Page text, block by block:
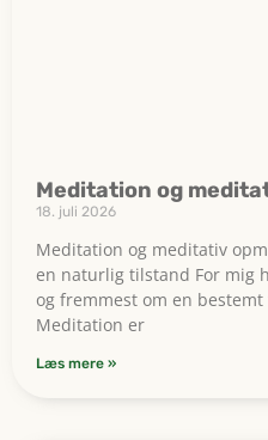
Meditation og
18. juli 2026
Meditation og meditativ
en naturlig tilstand For mig
og fremmest om en
Meditation er
Læs mere »